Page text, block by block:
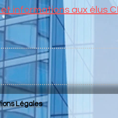
informations aux élus
Légales